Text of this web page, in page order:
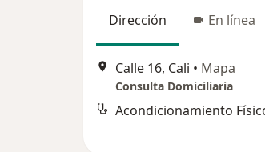
Dirección En línea
Calle 16, Cali • Mapa
Consulta Domiciliaria
Acondicionamiento